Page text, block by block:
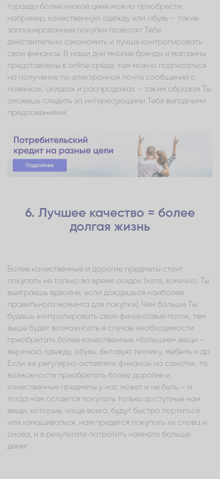
гораздо более низкой цене можно приобрести,
например, качественную одежду или обувь – такие
запланированные покупки позволят Тебе
действительно сэкономить и лучше контролировать
свои финансы. В наши дни многие бренды и магазины
представлены в online среде, там можно подписаться
на получение по электронной почте сообщений о
новинках, скидках и распродажах – таким образом Ты
сможешь следить за интересующими Тебя выгодными
предложениями.
6. Лучшее качество = более
долгая жизнь
Более качественные и дорогие предметы стоит
покупать не только во время скидок (хотя, конечно, Ты
выиграешь вдвойне, если дождешься наиболее
правильного момента для покупки). Чем больше Ты
будешь контролировать свой финансовый поток, тем
выше будет возможность в случае необходимости
приобретать более качественные «большие» вещи –
верхнюю одежду, обувь, бытовую технику, мебель и др.
Если же регулярно оставлять финансы на самотек, то
возможности приобретать более дорогие и
качественные предметы у нас может и не быть – и
тогда нам остается покупать только доступные нам
вещи, которые, чаще всего, будут быстро портиться
или изнашиваться, нам придется покупать их снова и
снова, и в результате потратить намного больше
денег.